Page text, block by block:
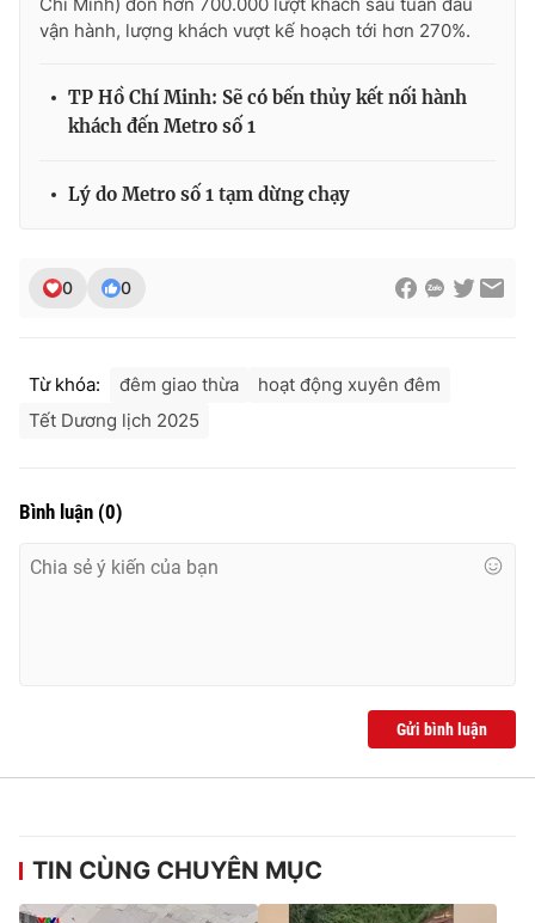
THỜI BÁO VTV
Cơ quan chủ quản:
cấp ngày 29/12/2023
Tổng Biên tập:Vũ Thanh Thủy
Tổng đài VTV:
toasoan@vtv.vn
vận hành, lượng khách vượt kế hoạch tới hơn 270%.
TP Hồ Chí Minh: Sẽ có bến thủy kết nối hành
khách đến Metro số 1
Lý do Metro số 1 tạm dừng chạy
0 0
Từ khóa: đêm giao thừa
hoạt động xuyên đêm
Tết Dương lịch 2025
Bình luận (0)
Gửi bình luận
TIN CÙNG CHUYÊN MỤC